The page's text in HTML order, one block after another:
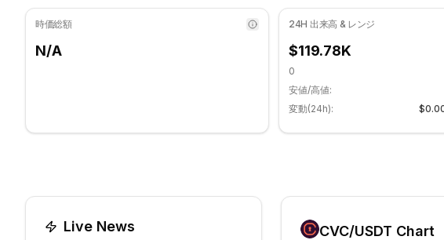
時価総額
N/A
24H 出来高 & レンジ
$119.78K
0
安値/高値:
変動(24h):
Live News CVC/USDT Chart